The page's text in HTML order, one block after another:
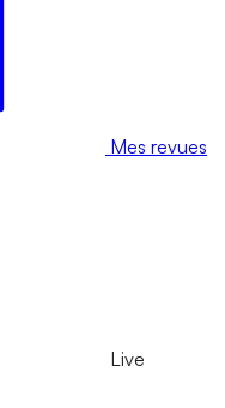
Mes revues
Live